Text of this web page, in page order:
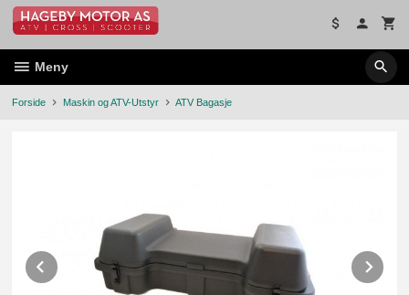
Gå
innholdet
Meny
Forside Maskin og ATV-Utstyr ATV Bagasje
Prev